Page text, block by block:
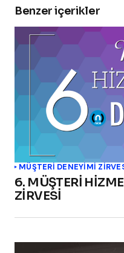
Benzer içerikler
MÜŞTERİ DENEYİMİ
6. MÜŞTERİ
ZİRVESİ